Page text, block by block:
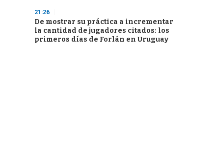
21:26
De mostrar su práctica a incrementar
la cantidad de jugadores citados: los
primeros días de Forlán en Uruguay